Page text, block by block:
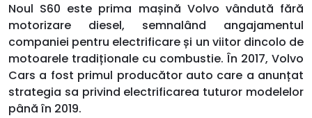
Noul S60 este prima mașină Volvo vândută fără
motorizare diesel, semnalând angajamentul
companiei pentru electrificare și un viitor dincolo de
motoarele tradiționale cu combustie. În 2017, Volvo
Cars a fost primul producător auto care a anunțat
strategia sa privind electrificarea tuturor modelelor
până în 2019.